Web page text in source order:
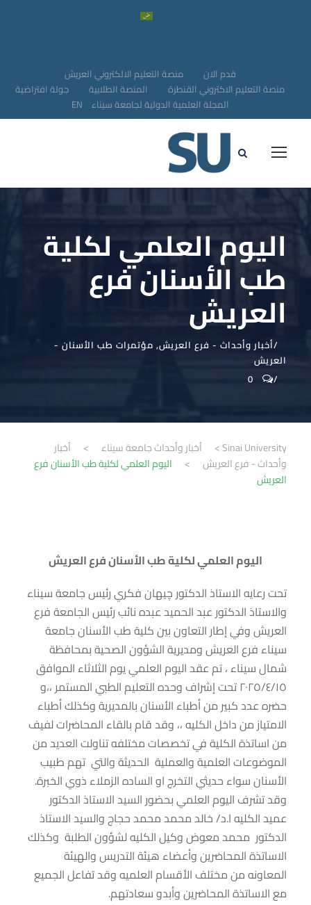
قدم الان
منصة التعليم الالكتروني العريش
منصة التعليم الاكتروني القنطرة
المنصة الطلابية
جولة افتراضية
المجلة العلمية الدولية لجامعة سيناء EN
اليوم العلمي لكلية
طب الأسنان فرع
العريش
أخبار وأحداث - فرع العريش, مؤتمرات طب الأسنان -
العريش
0
Sinai University
> أخبار وأحداث جامعة سيناء >
أخبار
وأحداث - فرع العريش
>
اليوم العلمي لكلية طب الأسنان فرع
العريش
اليوم العلمي لكلية طب الأسنان فرع العريش
تحت رعايه الاستاذ الدكتور چيهان فكري رئيس جامعة سيناء
والاستاذ الدكتور عبد الحميد عبده نائب رئيس الجامعة فرع
العريش وفي إطار التعاون بين كلية طب الأسنان جامعة
سيناء فرع العريش ومديرية الشؤون الصحية بمحافظة
شمال سيناء ، تم عقد اليوم العلمي يوم الثلاثاء الموافق
٢٠٢٥/٤/١٥ تحت إشراف وحده التعليم الطبي المستمر ،،و
حضره عدد كبير من أطباء الأسنان بالمديرية وكذلك أطباء
الامتياز من داخل الكليه ،، وقد قام بالقاء المحاضرات لفيف
من اساتذة الكلية في تخصصات مختلفه تناولت العديد من
الموضوعات العلمية والعملية الحديثة والتي تهم طبيب
الأسنان سواء حديثي التخرج او الساده الزملاء ذوي الخبرة.
وقد تشرف اليوم العلمي بحضور السيد الاستاذ الدكتور
عميد الكليه ا.د/ خالد محمد محمد حجاج والسيد الاستاذ
الدكتور محمد معوض وكيل الكليه لشؤون الطلبة وكذلك
الاساتذة المحاضرين وأعضاء هيئة التدريس والهيئة
المعاونه من مختلف الأقسام العلميه وقد تفاعل الجميع
مع الاساتذة المحاضرين وأبدو سعادتهم.